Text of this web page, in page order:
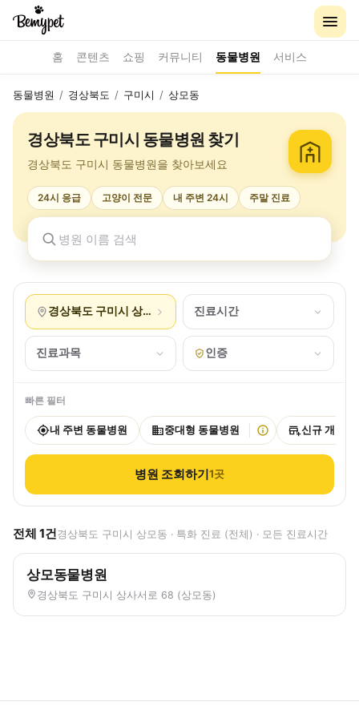
홈 콘텐츠 쇼핑 커뮤니티 동물병원 서비스
동물병원 / 경상북도 / 구미시 / 상모동
경상북도 구미시 동물병원 찾기
경상북도 구미시 동물병원을 찾아보세요
24시 응급 고양이 전문 내 주변 24시 주말 진료
경상북도 구미시 상모동 진료시간
진료과목 인증
빠른 필터
내 주변 동물병원 중대형 동물병원 신규 개원
병원 조회하기1곳
전체 1건경상북도 구미시 상모동 · 특화 진료 (전체) · 모든 진료시간
상모동물병원
경상북도 구미시 상사서로 68 (상모동)